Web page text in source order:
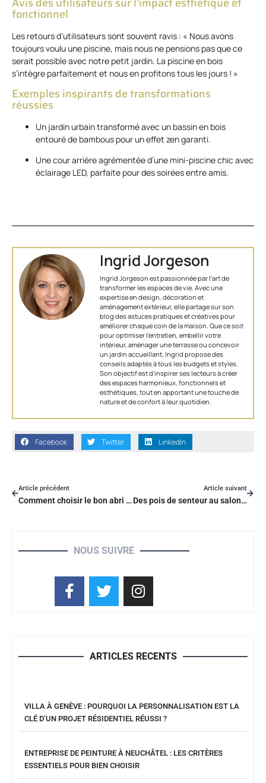
fonctionnel
Les retours d’utilisateurs sont souvent ravis : « Nous avons
toujours voulu une piscine, mais nous ne pensions pas que ce
serait possible avec notre petit jardin. La piscine en bois
s’intègre parfaitement et nous en profitons tous les jours ! »
Exemples inspirants de transformations
réussies
Un jardin urbain transformé avec un bassin en bois
entouré de bambous pour un effet zen garanti.
Une cour arrière agrémentée d’une mini-piscine chic avec
éclairage LED, parfaite pour des soirées entre amis.
Ingrid Jorgeson
Ingrid Jorgeson est passionnée par l'art de
transformer les espaces de vie. Avec une
expertise en design, décoration et
aménagement extérieur, elle partage sur son
blog des astuces pratiques et créatives pour
améliorer chaque coin de la maison. Que ce soit
pour optimiser l’entretien, embellir votre
intérieur, aménager une terrasse ou concevoir
un jardin accueillant, Ingrid propose des
conseils adaptés à tous les budgets et styles.
Son objectif est d'inspirer ses lecteurs à créer
des espaces harmonieux, fonctionnels et
esthétiques, tout en apportant une touche de
nature et de confort à leur quotidien.
Facebook Twitter LinkedIn
Article précédent
Comment choisir le bon abri de piscine adossé ?
Article suivant
Des pois de senteur au salon : les secrets d’une maison parfumée
NOUS SUIVRE
ARTICLES RECENTS
VILLA À GENÈVE : POURQUOI LA PERSONNALISATION EST LA
CLÉ D’UN PROJET RÉSIDENTIEL RÉUSSI ?
ENTREPRISE DE PEINTURE À NEUCHÂTEL : LES CRITÈRES
ESSENTIELS POUR BIEN CHOISIR